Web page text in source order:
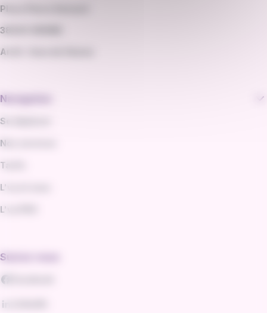
Place Pierre Semard
38200 VIENNE
Arrêt : Gare de Vienne
Navigation
Se déplacer
Nos services
Tarifs
L'va et vous
L'va PRO
Suivez-nous